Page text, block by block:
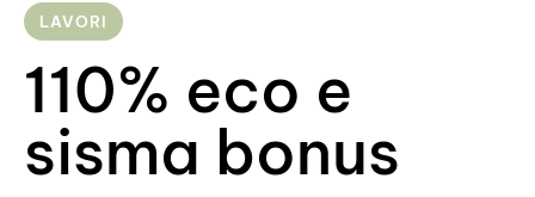
LAVORI
110% eco e
sisma bonus